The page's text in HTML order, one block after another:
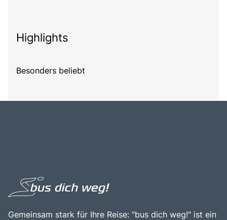
Highlights
Besonders beliebt
Gemeinsam stark für Ihre Reise: "bus dich weg!" ist ein